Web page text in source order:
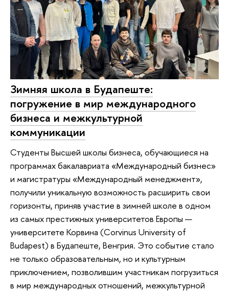
Зимняя школа в Будапеште:
погружение в мир международного
бизнеса и межкультурной
коммуникации
Студенты Высшей школы бизнеса, обучающиеся на
программах бакалавриата «Международный бизнес»
и магистратуры «Международный менеджмент»,
получили уникальную возможность расширить свои
горизонты, приняв участие в зимней школе в одном
из самых престижных университетов Европы —
университете Корвина (Corvinus University of
Budapest) в Будапеште, Венгрия. Это событие стало
не только образовательным, но и культурным
приключением, позволившим участникам погрузиться
в мир международных отношений, межкультурной